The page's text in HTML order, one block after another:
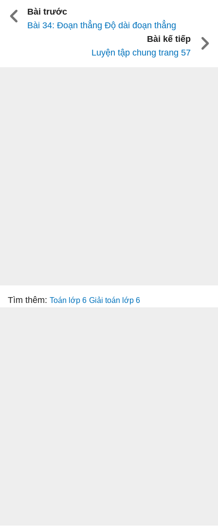
Bài trước
Bài 34: Đoạn thẳng Độ dài đoạn thẳng
Bài kế tiếp
Luyện tập chung trang 57
Tìm thêm: Toán lớp 6 Giải toán lớp 6